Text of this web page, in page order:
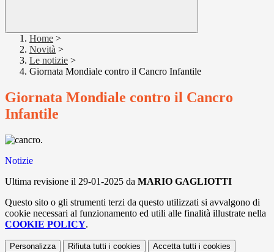
Home >
Novità >
Le notizie >
Giornata Mondiale contro il Cancro Infantile
Giornata Mondiale contro il Cancro
Infantile
.
Notizie
Ultima revisione il 29-01-2025 da MARIO GAGLIOTTI
Questo sito o gli strumenti terzi da questo utilizzati si avvalgono di
cookie necessari al funzionamento ed utili alle finalità illustrate nella
COOKIE POLICY.
Personalizza Rifiuta tutti i cookies Accetta tutti i cookies